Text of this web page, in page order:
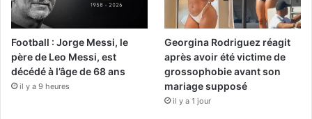
Football : Jorge Messi, le
père de Leo Messi, est
décédé à l’âge de 68 ans
il y a 9 heures
Georgina Rodriguez réagit
après avoir été victime de
grossophobie avant son
mariage supposé
il y a 1 jour